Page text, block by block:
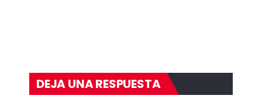
DEJA UNA RESPUESTA